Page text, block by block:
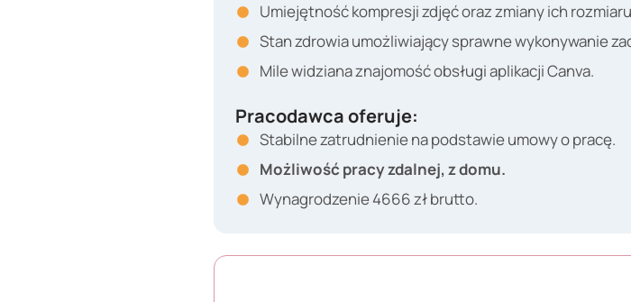
Umiejętność kompresji zdjęć oraz zmiany ich
Stan zdrowia umożliwiający sprawne wykonywanie
Mile widziana znajomość obsługi aplikacji Canva.
Pracodawca oferuje:
Stabilne zatrudnienie na podstawie umowy o pracę.
Możliwość pracy zdalnej, z domu.
Wynagrodzenie 4666 zł brutto.